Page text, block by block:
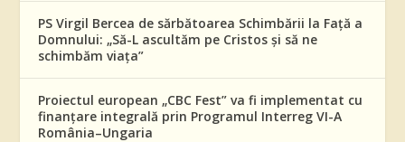
PS Virgil Bercea de sărbătoarea Schimbării la Față a
Domnului: „Să-L ascultăm pe Cristos și să ne
schimbăm viața”
Proiectul european „CBC Fest” va fi implementat cu
finanțare integrală prin Programul Interreg VI-A
România–Ungaria